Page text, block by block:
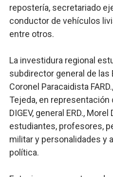
repostería, secretariado
conductor de vehículos
entre otros.
La investidura regional
subdirector general de las
Coronel Paracaidista
Tejeda, en
DIGEV, general ERD.,
estudiantes, profesores,
militar y personalidades y
política.